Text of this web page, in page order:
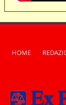
HOME